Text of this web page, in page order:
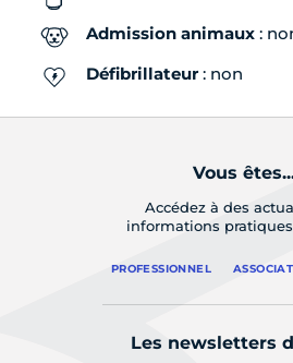
Admission animaux :
Défibrillateur: non
Vous
Accédez à des
informations
PROFESSIONNEL
Les newsletters